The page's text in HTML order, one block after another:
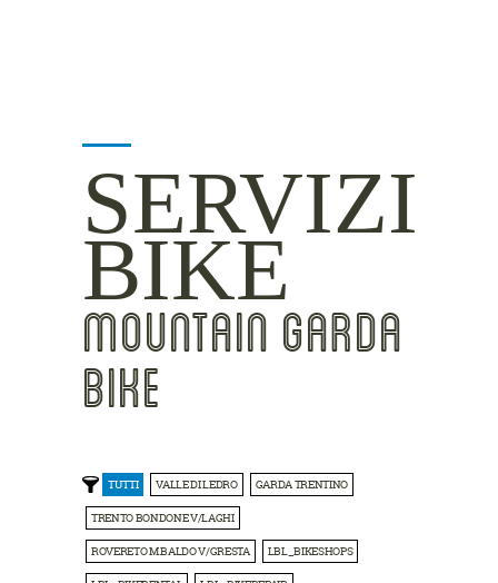
SERVIZI
BIKE
MOUNTAIN GARDA
BIKE
TUTTI VALLE DI LEDRO GARDA TRENTINO
TRENTO BONDONE V/LAGHI
ROVERETO M.BALDO V/GRESTA LBL_BIKESHOPS